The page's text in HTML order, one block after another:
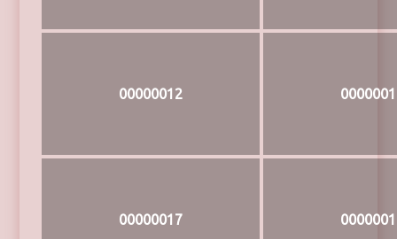
00000012
00000017